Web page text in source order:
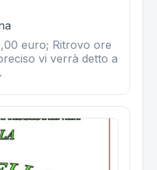
euro; Ritrovo ore
vi verrà detto a